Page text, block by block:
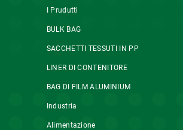
I Prudutti
BULK BAG
SACCHETTI TESSUTI IN PP
LINER DI CONTENITORE
BAG DI FILM ALUMINIUM
Industria
Alimentazione